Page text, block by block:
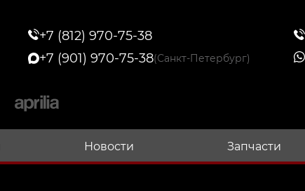
+7 (812) 970-75-38
+7 (901) 970-75-38(Санкт-Петербург)
Новости Запчасти